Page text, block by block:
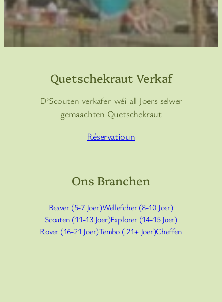
Quetschekraut Verkaf
D’Scouten verkafen wéi all Joers selwer
gemaachten Quetschekraut
Réservatioun
Ons Branchen
Beaver (5-7 Joer)Wëllefcher (8-10 Joer)
Scouten (11-13 Joer)Explorer (14-15 Joer)
Rover (16-21 Joer)Tembo ( 21+ Joer)Cheffen